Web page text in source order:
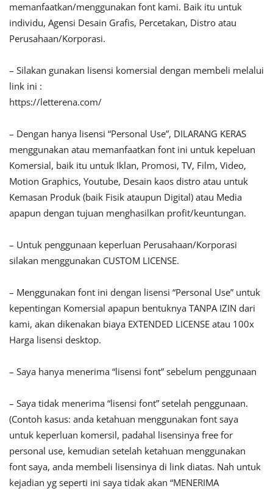
memanfaatkan/menggunakan font kami. Baik itu untuk
individu, Agensi Desain Grafis, Percetakan, Distro atau
Perusahaan/Korporasi.
– Silakan gunakan lisensi komersial dengan membeli melalui
link ini :
https://letterena.com/
– Dengan hanya lisensi “Personal Use”, DILARANG KERAS
menggunakan atau memanfaatkan font ini untuk kepeluan
Komersial, baik itu untuk Iklan, Promosi, TV, Film, Video,
Motion Graphics, Youtube, Desain kaos distro atau untuk
Kemasan Produk (baik Fisik ataupun Digital) atau Media
apapun dengan tujuan menghasilkan profit/keuntungan.
– Untuk penggunaan keperluan Perusahaan/Korporasi
silakan menggunakan CUSTOM LICENSE.
– Menggunakan font ini dengan lisensi “Personal Use” untuk
kepentingan Komersial apapun bentuknya TANPA IZIN dari
kami, akan dikenakan biaya EXTENDED LICENSE atau 100x
Harga lisensi desktop.
– Saya hanya menerima “lisensi font” sebelum penggunaan
– Saya tidak menerima “lisensi font” setelah penggunaan.
(Contoh kasus: anda ketahuan menggunakan font saya
untuk keperluan komersil, padahal lisensinya free for
personal use, kemudian setelah ketahuan menggunakan
font saya, anda membeli lisensinya di link diatas. Nah untuk
kejadian yg seperti ini saya tidak akan “MENERIMA